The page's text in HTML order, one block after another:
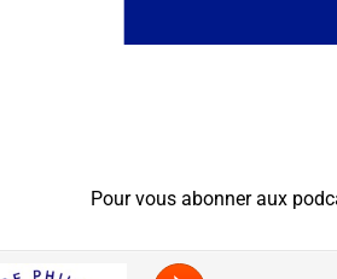
Pour vous abonner aux